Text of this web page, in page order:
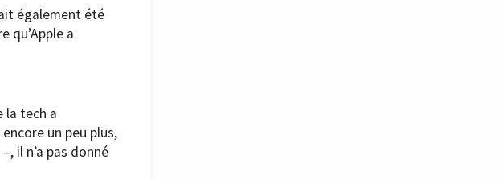
également été
qu’Apple a
la tech a
un peu plus,
il n’a pas donné